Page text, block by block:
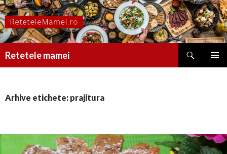
Retetele mamei
Arhive etichete: prajitura